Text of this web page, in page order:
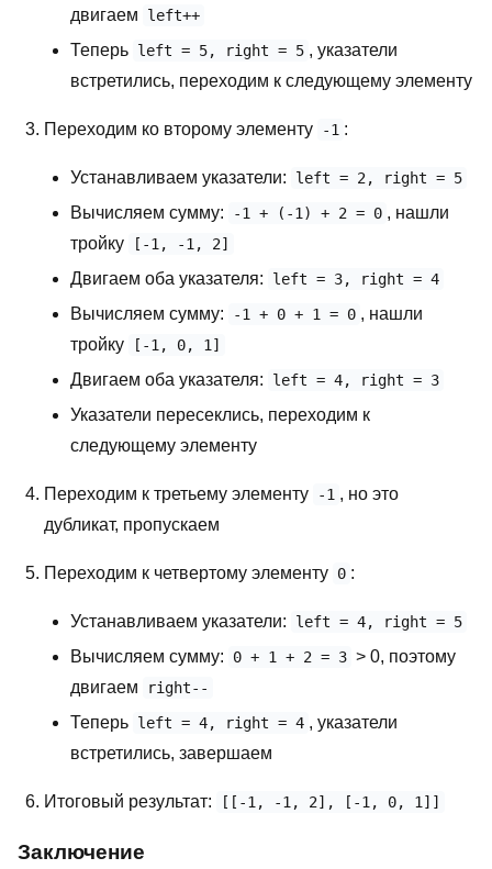
двигаем
left++
Теперь left = 5, right = 5 , указатели
встретились, переходим к следующему элементу
Переходим ко второму элементу -1 :
Устанавливаем указатели: left = 2, right = 5
Вычисляем сумму: -1 + (-1) + 2 = 0 , нашли
тройку
[-1, -1, 2]
Двигаем оба указателя: left = 3, right = 4
Вычисляем сумму: -1 + 0 + 1 = 0 , нашли
тройку
[-1, 0, 1]
Двигаем оба указателя: left = 4, right = 3
Указатели пересеклись, переходим к
следующему элементу
Переходим к третьему элементу -1 , но это
дубликат, пропускаем
Переходим к четвертому элементу 0 :
Устанавливаем указатели: left = 4, right = 5
Вычисляем сумму: 0 + 1 + 2 = 3 > 0, поэтому
двигаем
right--
Теперь left = 4, right = 4 , указатели
встретились, завершаем
Итоговый результат: [[-1, -1, 2], [-1, 0, 1]]
Заключение